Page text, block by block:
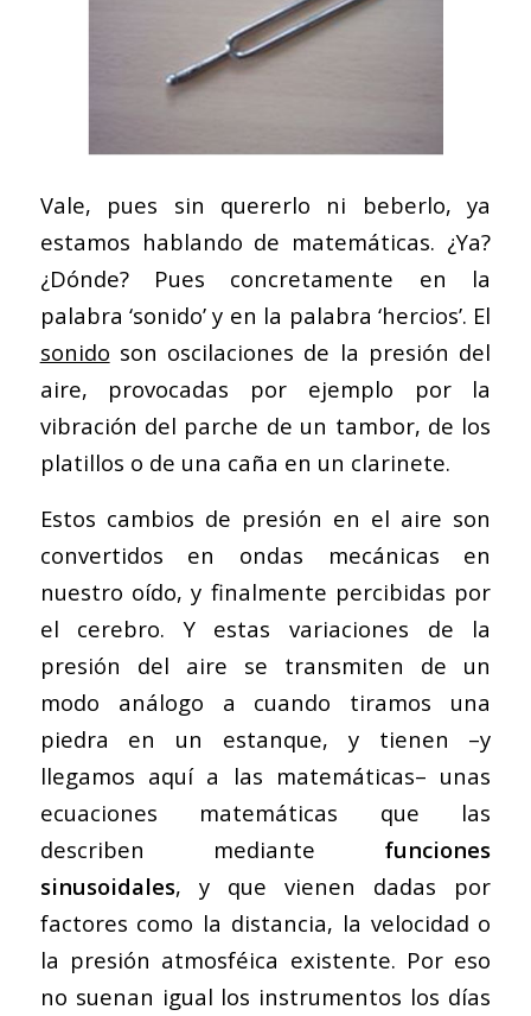
Vale, pues sin quererlo ni beberlo, ya
estamos hablando de matemáticas. ¿Ya?
¿Dónde? Pues concretamente en la
palabra ‘sonido’ y en la palabra ‘hercios’. El
sonido son oscilaciones de la presión del
aire, provocadas por ejemplo por la
vibración del parche de un tambor, de los
platillos o de una caña en un clarinete.
Estos cambios de presión en el aire son
convertidos en ondas mecánicas en
nuestro oído, y finalmente percibidas por
el cerebro. Y estas variaciones de la
presión del aire se transmiten de un
modo análogo a cuando tiramos una
piedra en un estanque, y tienen –y
llegamos aquí a las matemáticas– unas
ecuaciones matemáticas que las
describen mediante funciones
sinusoidales, y que vienen dadas por
factores como la distancia, la velocidad o
la presión atmosféica existente. Por eso
no suenan igual los instrumentos los días